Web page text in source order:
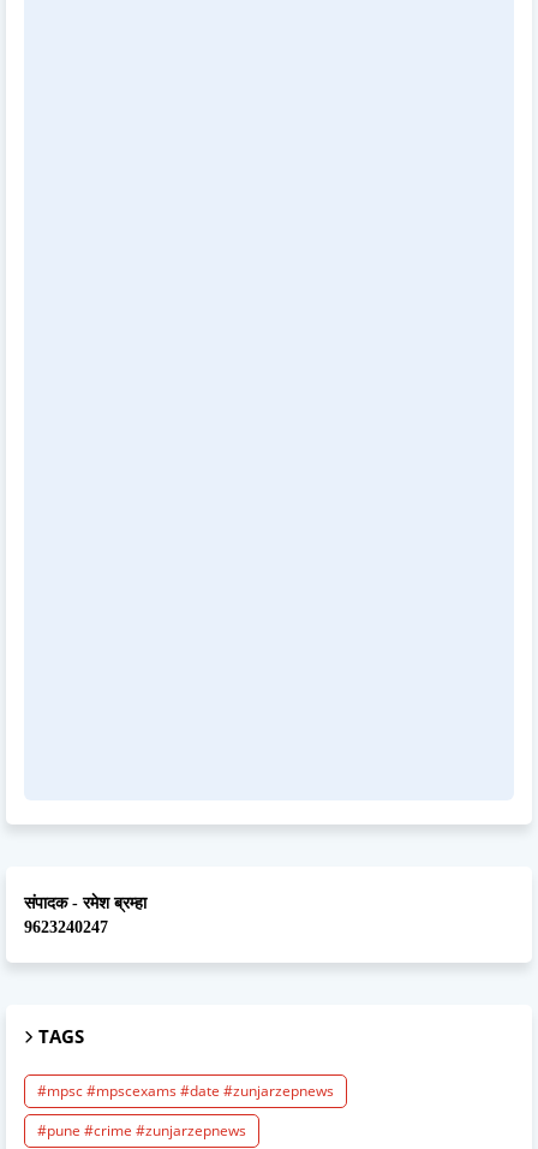
संपादक - रमेश ब्रम्हा
9623240247
TAGS
#mpsc #mpscexams #date #zunjarzepnews
#pune #crime #zunjarzepnews